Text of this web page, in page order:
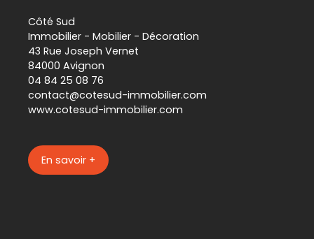
Côté Sud
Immobilier - Mobilier - Décoration
43 Rue Joseph Vernet
84000 Avignon
04 84 25 08 76
contact@cotesud-immobilier.com
www.cotesud-immobilier.com
En savoir +